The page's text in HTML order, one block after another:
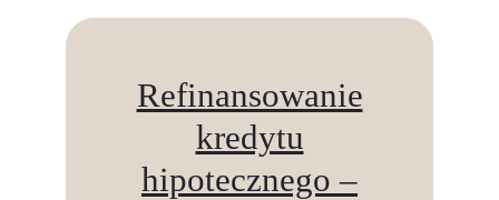
Refinansowanie
kredytu
hipotecznego –